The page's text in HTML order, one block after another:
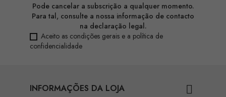
Pode cancelar a subscrição a qualquer momento.
Para tal, consulte a nossa informação de contacto
na declaração legal.
Aceito as condições gerais e a política de
confidencialidade
INFORMAÇÕES DA LOJA 